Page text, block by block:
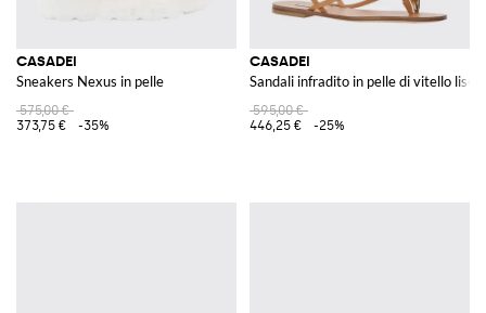
CASADEI
Sneakers Nexus in pelle
575,00 €
373,75 €
-35%
CASADEI
Sandali infradito in pelle di vitello
595,00 €
446,25 €
-25%